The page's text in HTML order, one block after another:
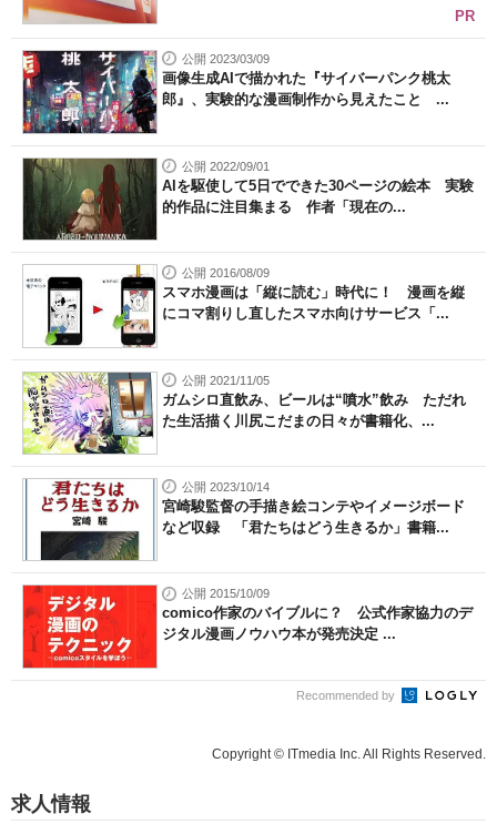
PR
公開 2023/03/09
画像生成AIで描かれた『サイバーパンク桃太
郎』、実験的な漫画制作から見えたこと ...
公開 2022/09/01
AIを駆使して5日でできた30ページの絵本 実験
的作品に注目集まる 作者「現在の...
公開 2016/08/09
スマホ漫画は「縦に読む」時代に！ 漫画を縦
にコマ割りし直したスマホ向けサービス「...
公開 2021/11/05
ガムシロ直飲み、ビールは“噴水”飲み ただれ
た生活描く川尻こだまの日々が書籍化、...
公開 2023/10/14
宮崎駿監督の手描き絵コンテやイメージボード
など収録 「君たちはどう生きるか」書籍...
公開 2015/10/09
comico作家のバイブルに？ 公式作家協力のデ
ジタル漫画ノウハウ本が発売決定 ...
Recommended by
Copyright © ITmedia Inc. All Rights Reserved.
求人情報